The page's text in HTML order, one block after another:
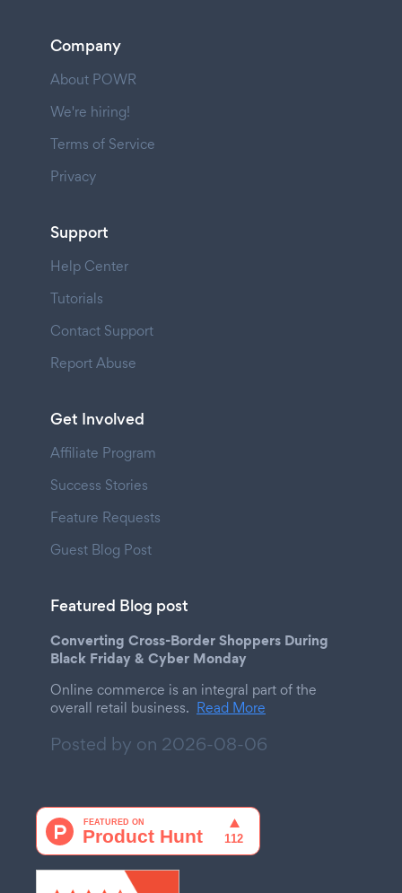
Company
About POWR
We're hiring!
Terms of Service
Privacy
Support
Help Center
Tutorials
Contact Support
Report Abuse
Get Involved
Affiliate Program
Success Stories
Feature Requests
Guest Blog Post
Featured Blog post
Converting Cross-Border Shoppers During
Black Friday & Cyber Monday
Online commerce is an integral part of the
overall retail business. Read More
Posted by on 2026-08-06